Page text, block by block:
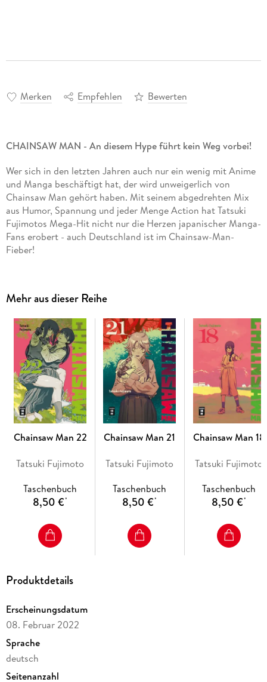
Merken Empfehlen Bewerten
CHAINSAW MAN - An diesem Hype führt kein Weg vorbei!
Wer sich in den letzten Jahren auch nur ein wenig mit Anime
und Manga beschäftigt hat, der wird unweigerlich von
Chainsaw Man gehört haben. Mit seinem abgedrehten Mix
aus Humor, Spannung und jeder Menge Action hat Tatsuki
Fujimotos Mega-Hit nicht nur die Herzen japanischer Manga-
Fans erobert - auch Deutschland ist im Chainsaw-Man-
Fieber!
Körperteilen - bezahlen müssen. Doch es bleibt kaum Zeit für
Freunde die schockierende Wahrheit über den Pistolenteufel.
"Blutig, lustig und actiongeladen."
- Manga Passion.
Mehr aus dieser Reihe
Chainsaw Man 22
Tatsuki Fujimoto
Taschenbuch
8,50 €*
Chainsaw Man 21
Tatsuki Fujimoto
Taschenbuch
8,50 €*
Chainsaw Man 18
Tatsuki Fujimoto
Taschenbuch
8,50 €*
Produktdetails
Erscheinungsdatum
08. Februar 2022
Sprache
deutsch
Seitenanzahl